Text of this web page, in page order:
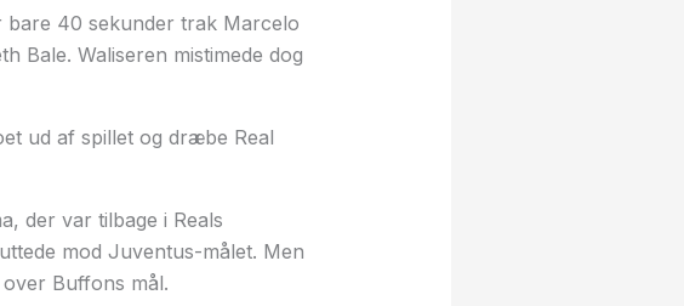
bare 40 sekunder trak Marcelo
Bale. Waliseren mistimede dog
ud af spillet og dræbe Real
der var tilbage i Reals
mod Juventus-målet. Men
Buffons mål.